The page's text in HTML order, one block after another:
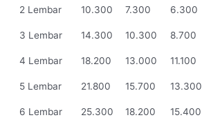
2 Lembar 10.300 7.300 6.300
3 Lembar 14.300 10.300 8.700
4 Lembar 18.200 13.000 11.100
5 Lembar 21.800 15.700 13.300
6 Lembar 25.300 18.200 15.400